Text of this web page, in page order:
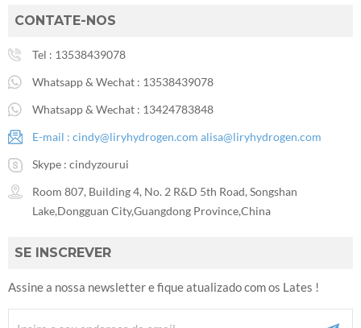
CONTATE-NOS
Tel : 13538439078
Whatsapp & Wechat : 13538439078
Whatsapp & Wechat : 13424783848
E-mail : cindy@liryhydrogen.com alisa@liryhydrogen.com
Skype : cindyzourui
Room 807, Building 4, No. 2 R&D 5th Road, Songshan
Lake,Dongguan City,Guangdong Province,China
SE INSCREVER
Assine a nossa newsletter e fique atualizado com os Lates !